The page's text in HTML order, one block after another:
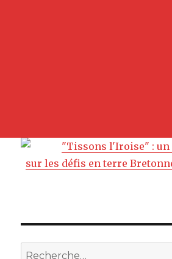
"Tissons l'Iroise" :
sur les défis en terre
Recherche